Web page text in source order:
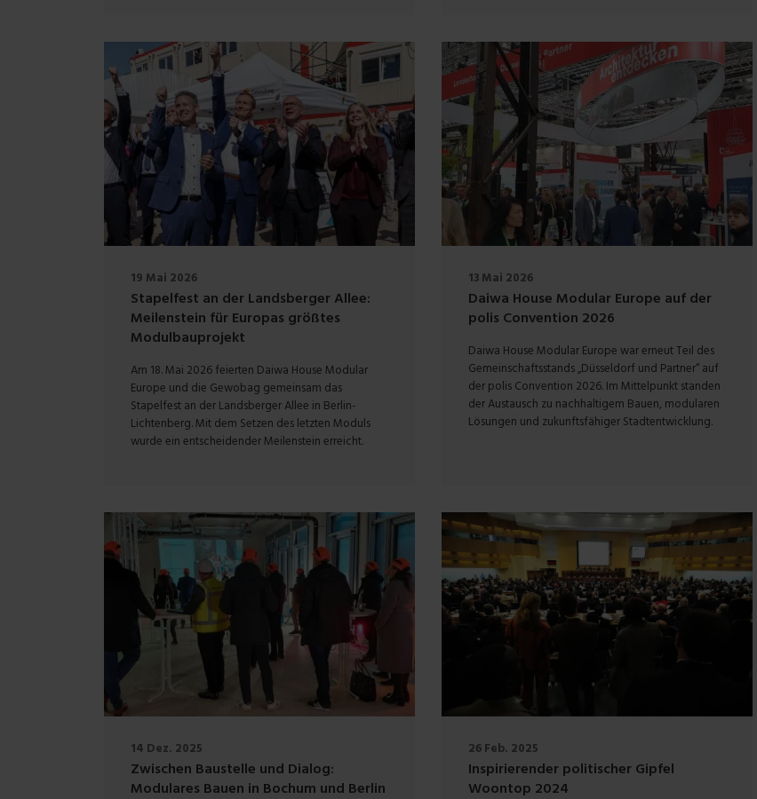
19 Mai 2026
Stapelfest an der Landsberger Allee:
Meilenstein für Europas größtes
Modulbauprojekt
Am 18. Mai 2026 feierten Daiwa House Modular
Europe und die Gewobag gemeinsam das
Stapelfest an der Landsberger Allee in Berlin-
Lichtenberg. Mit dem Setzen des letzten Moduls
wurde ein entscheidender Meilenstein erreicht.
13 Mai 2026
Daiwa House Modular Europe auf der
polis Convention 2026
Daiwa House Modular Europe war erneut Teil des
Gemeinschaftsstands „Düsseldorf und Partner“ auf
der polis Convention 2026. Im Mittelpunkt standen
der Austausch zu nachhaltigem Bauen, modularen
Lösungen und zukunftsfähiger Stadtentwicklung.
14 Dez. 2025
Zwischen Baustelle und Dialog:
Modulares Bauen in Bochum und Berlin
26 Feb. 2025
Inspirierender politischer Gipfel
Woontop 2024